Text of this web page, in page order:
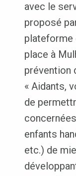
avec le
proposé
plateforme
place à
prévention
« Aidants,
de
enfants
etc.) de